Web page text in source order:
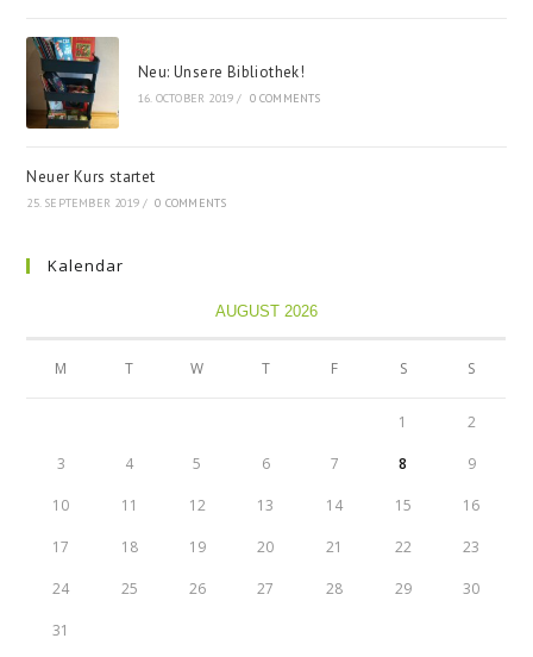
Neu: Unsere Bibliothek!
16. OCTOBER 2019 / 0 COMMENTS
Neuer Kurs startet
25. SEPTEMBER 2019 / 0 COMMENTS
Kalendar
AUGUST 2026
M T W T F S S
1 2
3 4 5 6 7 8 9
10 11 12 13 14 15 16
17 18 19 20 21 22 23
24 25 26 27 28 29 30
31